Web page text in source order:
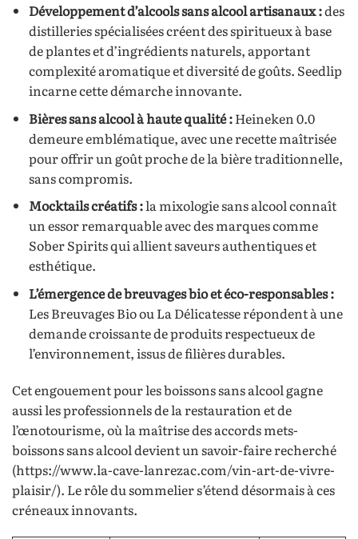
Développement d’alcools sans alcool artisanaux :des
distilleries spécialisées créent des spiritueux à base
de plantes et d’ingrédients naturels, apportant
complexité aromatique et diversité de goûts. Seedlip
incarne cette démarche innovante.
Bières sans alcool à haute qualité :Heineken 0.0
demeure emblématique, avec une recette maîtrisée
pour offrir un goût proche de la bière traditionnelle,
sans compromis.
Mocktails créatifs :la mixologie sans alcool connaît
un essor remarquable avec des marques comme
Sober Spirits qui allient saveurs authentiques et
esthétique.
L’émergence de breuvages bio et éco-responsables :
Les Breuvages Bio ou La Délicatesse répondent à une
demande croissante de produits respectueux de
l’environnement, issus de filières durables.
Cet engouement pour les boissons sans alcool gagne
aussi les professionnels de la restauration et de
l’œnotourisme, où la maîtrise des accords mets-
boissons sans alcool devient un savoir-faire recherché
(https://www.la-cave-lanrezac.com/vin-art-de-vivre-
plaisir/). Le rôle du sommelier s’étend désormais à ces
créneaux innovants.